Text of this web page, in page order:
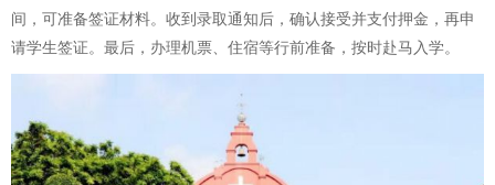
间，可准备签证材料。收到录取通知后，确认接受并支付押金，再申
请学生签证。最后，办理机票、住宿等行前准备，按时赴马入学。